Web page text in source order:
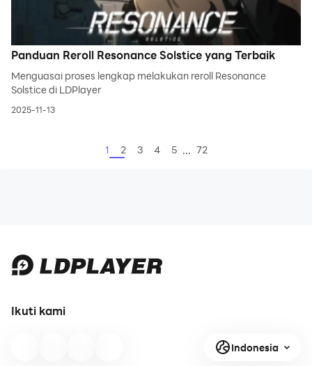
Panduan Reroll Resonance Solstice yang Terbaik
Menguasai proses lengkap melakukan reroll Resonance
Solstice di LDPlayer
2025-11-13
1 2 3 4 5 ... 72
Ikuti kami
Indonesia